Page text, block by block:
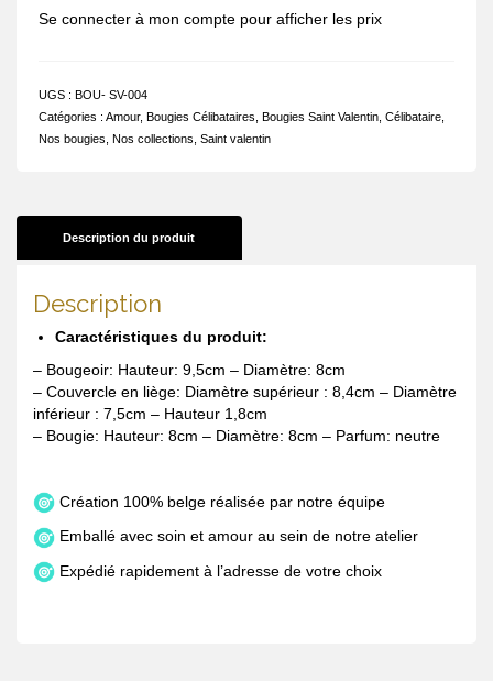
Se connecter à mon compte pour afficher les prix
UGS : BOU- SV-004
Catégories : Amour, Bougies Célibataires Bougies Saint Valentin Célibataire
Nos bougies Nos collections Saint valentin
Description du produit
Description
Caractéristiques du produit:
– Bougeoir: Hauteur: 9,5cm – Diamètre: 8cm
– Couvercle en liège: Diamètre supérieur : 8,4cm – Diamètre
inférieur : 7,5cm – Hauteur 1,8cm
– Bougie: Hauteur: 8cm – Diamètre: 8cm – Parfum: neutre
Création 100% belge réalisée par notre équipe
Emballé avec soin et amour au sein de notre atelier
Expédié rapidement à l’adresse de votre choix